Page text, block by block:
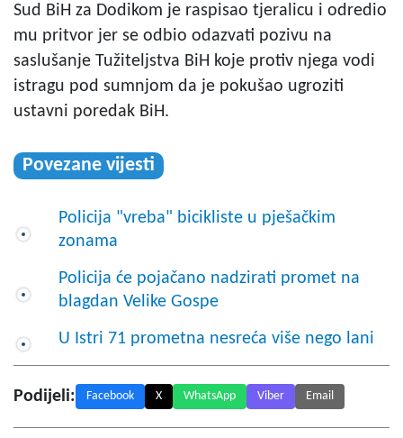
Sud BiH za Dodikom je raspisao tjeralicu i odredio
mu pritvor jer se odbio odazvati pozivu na
saslušanje Tužiteljstva BiH koje protiv njega vodi
istragu pod sumnjom da je pokušao ugroziti
ustavni poredak BiH.
Povezane vijesti
Policija "vreba" bicikliste u pješačkim
zonama
Policija će pojačano nadzirati promet na
blagdan Velike Gospe
U Istri 71 prometna nesreća više nego lani
Podijeli: Facebook X WhatsApp Viber Email